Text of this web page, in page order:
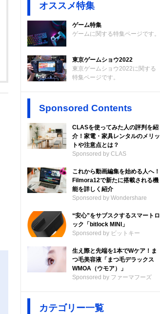
オススメ特集
ゲーム特集
ゲームに関する特集ページです。
東京ゲームショウ2022
東京ゲームショウ2022に関する
特集ページです。
Sponsored Contents
CLASを使ってみた人の評判を紹
介！家電・家具レンタルのメリッ
トや注意点とは？
Sponsored by CLAS
これから動画編集を始める人へ！
Filmora12で新たに搭載される機
能を詳しく紹介
Sponsored by Wondershare
“安心”をサブスクするスマートロ
ック「bitlock MINI」
Sponsored by ビットキー
生え際と先端を1本でWケア！ま
つ毛美容液「まつ毛デラックス
WMOA（ウモア）」
Sponsored by ファーマフーズ
カテゴリー一覧